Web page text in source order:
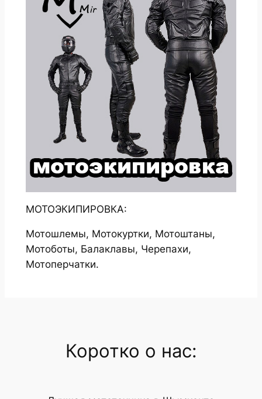
МОТОЭКИПИРОВКА:
Мотошлемы, Мотокуртки, Мотоштаны,
Мотоботы, Балаклавы, Черепахи,
Мотоперчатки.
Коротко о нас: